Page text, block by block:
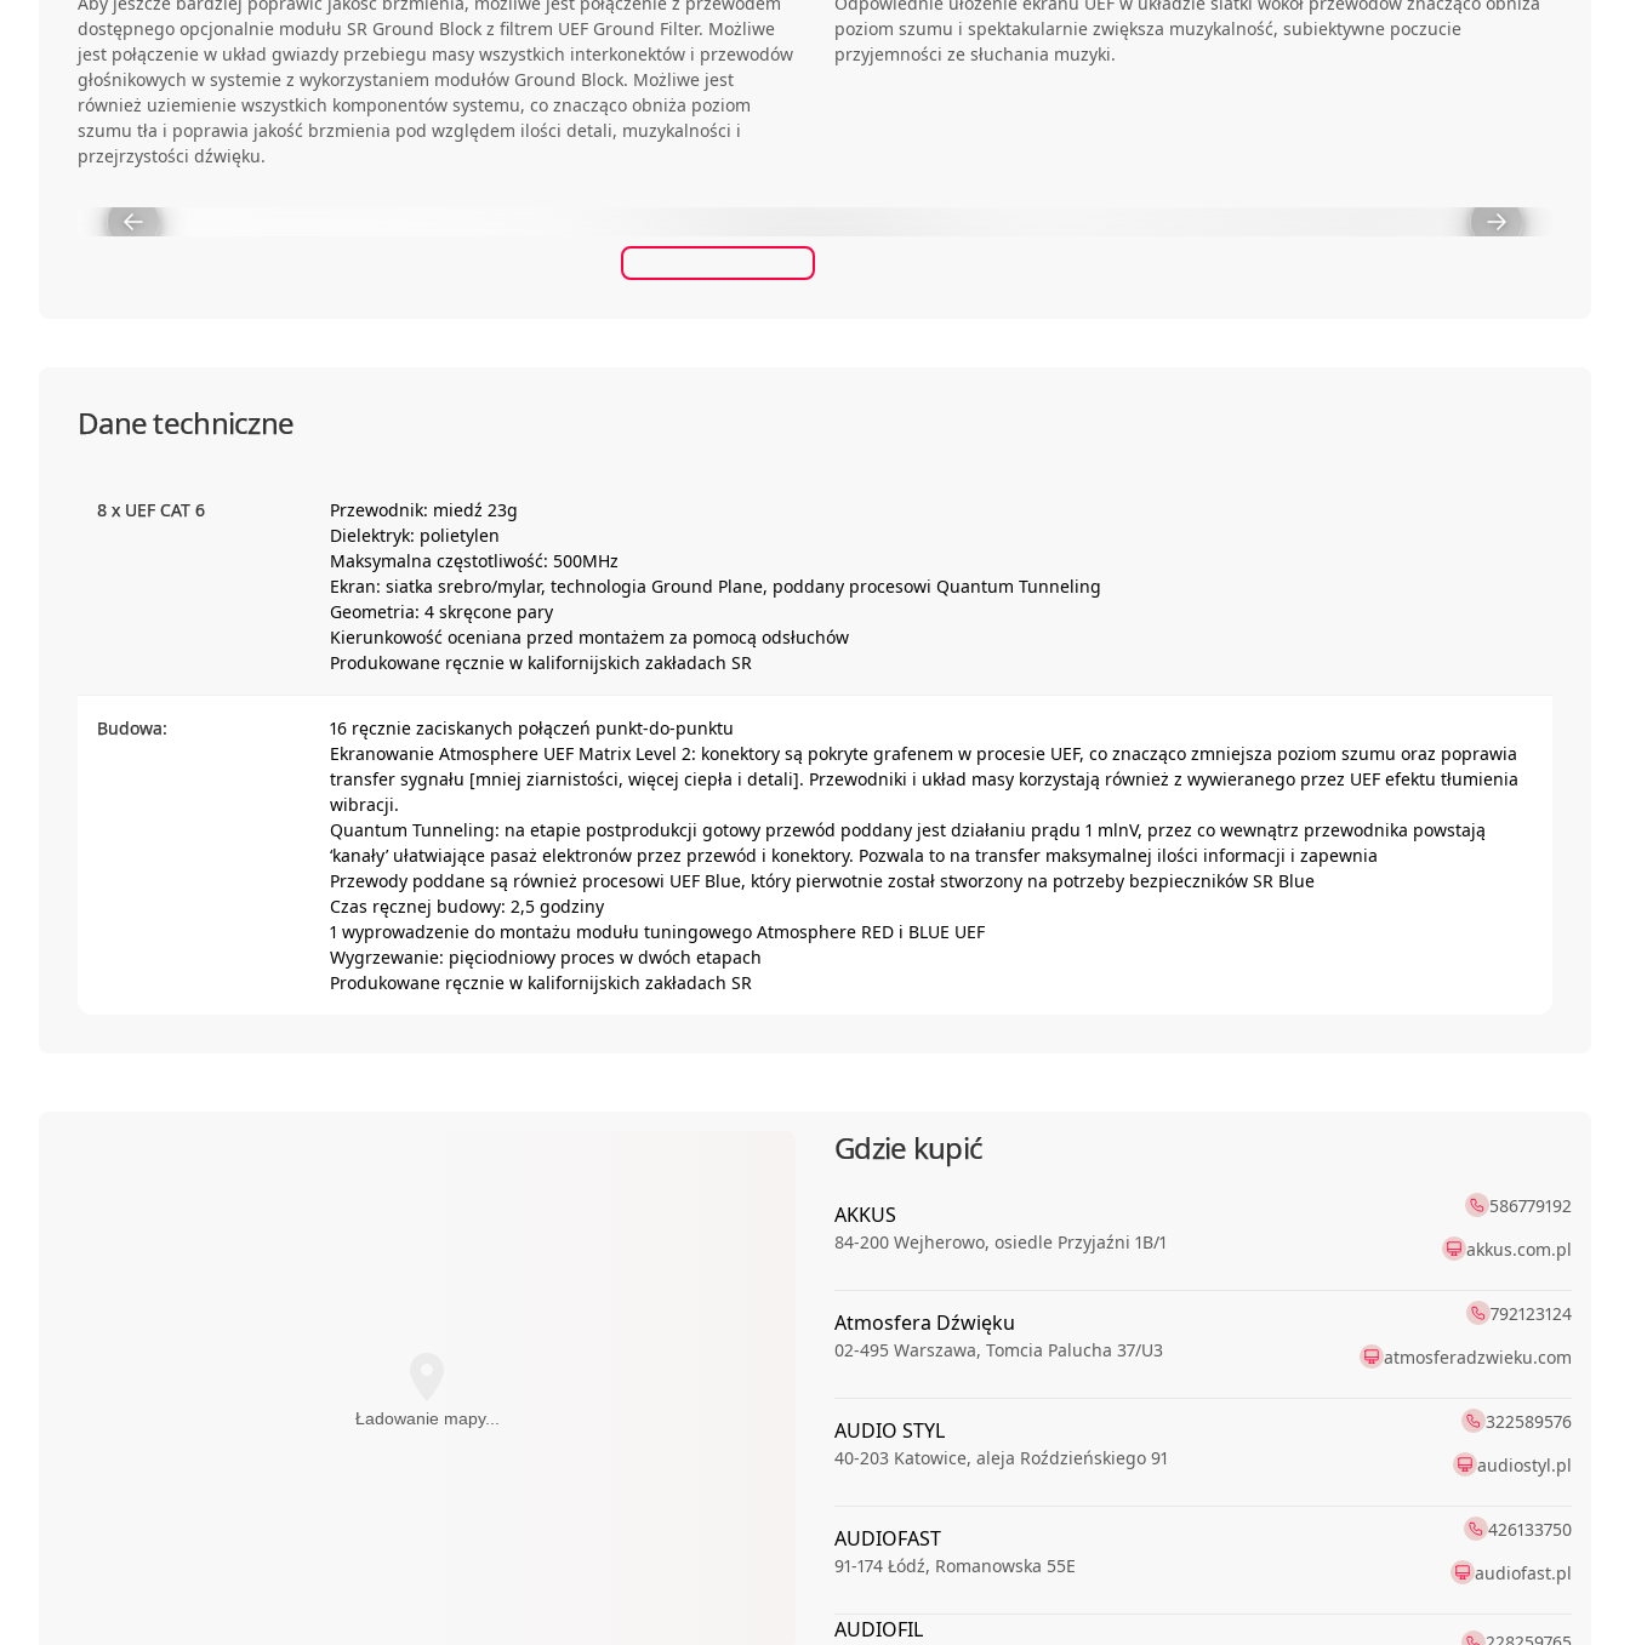
dostępnego opcjonalnie modułu SR Ground Block z filtrem UEF Ground Filter. Możliwe
jest połączenie w układ gwiazdy przebiegu masy wszystkich interkonektów i przewodów
głośnikowych w systemie z wykorzystaniem modułów Ground Block. Możliwe jest
również uziemienie wszystkich komponentów systemu, co znacząco obniża poziom
szumu tła i poprawia jakość brzmienia pod względem ilości detali, muzykalności i
przejrzystości dźwięku.
poziom szumu i spektakularnie zwiększa muzykalność, subiektywne poczucie
przyjemności ze słuchania muzyki.
Dane techniczne
8 x UEF CAT 6
Przewodnik: miedź 23g
Dielektryk: polietylen
Maksymalna częstotliwość: 500MHz
Ekran: siatka srebro/mylar, technologia Ground Plane, poddany procesowi Quantum Tunneling
Geometria: 4 skręcone pary
Kierunkowość oceniana przed montażem za pomocą odsłuchów
Produkowane ręcznie w kalifornijskich zakładach SR
Budowa:
16 ręcznie zaciskanych połączeń punkt-do-punktu
Ekranowanie Atmosphere UEF Matrix Level 2: konektory są pokryte grafenem w procesie UEF, co znacząco zmniejsza poziom szumu oraz poprawia
transfer sygnału [mniej ziarnistości, więcej ciepła i detali]. Przewodniki i układ masy korzystają również z wywieranego przez UEF efektu tłumienia
wibracji.
Quantum Tunneling: na etapie postprodukcji gotowy przewód poddany jest działaniu prądu 1 mlnV, przez co wewnątrz przewodnika powstają
‘kanały’ ułatwiające pasaż elektronów przez przewód i konektory. Pozwala to na transfer maksymalnej ilości informacji i zapewnia
Przewody poddane są również procesowi UEF Blue, który pierwotnie został stworzony na potrzeby bezpieczników SR Blue
Czas ręcznej budowy: 2,5 godziny
1 wyprowadzenie do montażu modułu tuningowego Atmosphere RED i BLUE UEF
Wygrzewanie: pięciodniowy proces w dwóch etapach
Produkowane ręcznie w kalifornijskich zakładach SR
Ładowanie mapy...
Gdzie kupić
AKKUS
84-200 Wejherowo, osiedle Przyjaźni 1B/1
586779192
akkus.com.pl
Atmosfera Dźwięku
02-495 Warszawa, Tomcia Palucha 37/U3
792123124
atmosferadzwieku.com
AUDIO STYL
40-203 Katowice, aleja Roździeńskiego 91
322589576
audiostyl.pl
AUDIOFAST
91-174 Łódź, Romanowska 55E
426133750
audiofast.pl
AUDIOFIL